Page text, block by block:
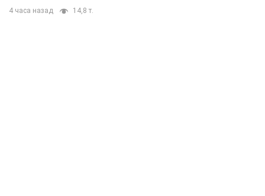
4 часа назад 14,8 т.